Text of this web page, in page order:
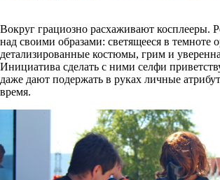
Вокруг грациозно расхаживают косплееры.
над своими образами: светящееся в темноте
детализированные костюмы, грим и
Инициатива сделать с ними селфи
даже дают подержать в руках личные
время.